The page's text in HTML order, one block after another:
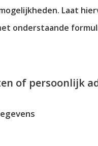
Laat
onderstaande
of persoonlijk